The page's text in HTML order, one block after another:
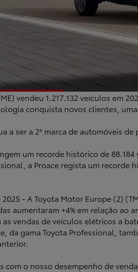
vendeu 1.217.132 veículos em
conquista novos clientes,
a ser a 2ª marca de automóveis
um recorde histórico de
a Proace regista um recorde
- A Toyota Motor Europe (2)
aumentaram +4% em relação ao
vendas de veículos elétricos a
da gama Toyota Professional,
com o nosso desempenho de